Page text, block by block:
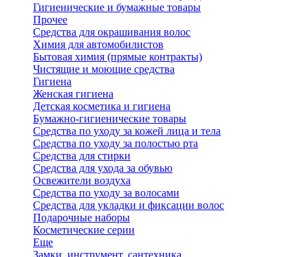
Гигиенические и бумажные товары
Прочее
Средства для окрашивания волос
Химия для автомобилистов
Бытовая химия (прямые контракты)
Чистящие и моющие средства
Гигиена
Женская гигиена
Детская косметика и гигиена
Бумажно-гигиенические товары
Средства по уходу за кожей лица и тела
Средства по уходу за полостью рта
Средства для стирки
Средства для ухода за обувью
Освежители воздуха
Средства по уходу за волосами
Средства для укладки и фиксации волос
Подарочные наборы
Косметические серии
Еще
Замки, инструмент, сантехника